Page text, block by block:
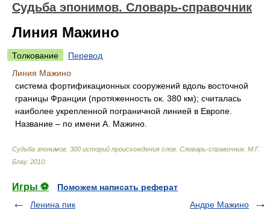
Судьба эпонимов. Словарь-справочник
Линия Мажино
Толкование
Перевод
Линия Мажино
система фортификационных сооружений вдоль восточной
границы Франции (протяженность ок. 380 км); считалась
наиболее укрепленной пограничной линией в Европе.
Название – по имени А. Мажино.
Судьба эпонимов. 300 историй происхождения слов. Словарь-справочник. М.Г.
Блау. 2010
Игры ⚽
Поможем написать реферат
Ленина пик
Андре Мажино